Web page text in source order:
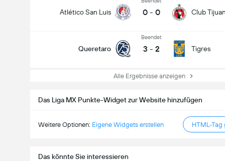
Atlético San Luis 0 - 0 Club
Queretaro
Beendet
3 - 2 Tigres
Alle Ergebnisse anzeigen
Das Liga MX Punkte-Widget zur Website hinzufügen
Weitere Optionen: Eigene Widgets erstellen HTML-Tag
Das könnte Sie interessieren